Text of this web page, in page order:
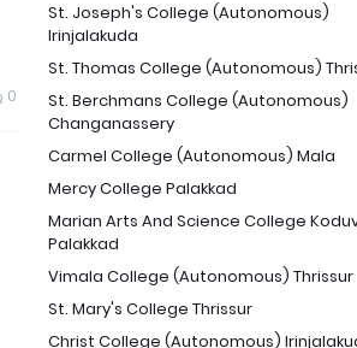
0
St. Joseph's College (Autonomous)
Irinjalakuda
St. Thomas College (Autonomous)
St. Berchmans College (Autonomous)
Changanassery
Carmel College (Autonomous) Mala
Mercy College Palakkad
Marian Arts And Science College
Palakkad
Vimala College (Autonomous) Thrissur
St. Mary's College Thrissur
Christ College (Autonomous)